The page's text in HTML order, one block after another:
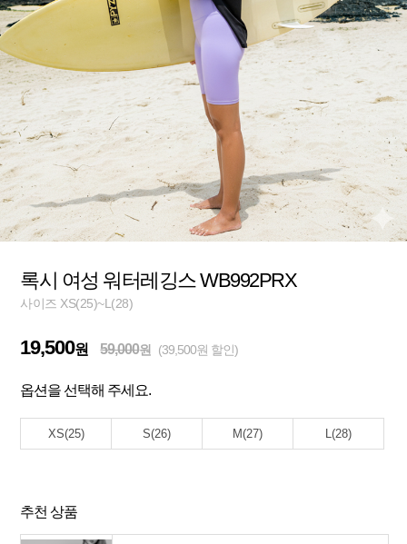
록시 여성 워터레깅스 WB992PRX
사이즈 XS(25)~L(28)
19,500원 59,000원 (39,500원 할인)
옵션을 선택해 주세요.
XS(25) S(26) M(27) L(28)
추천 상품